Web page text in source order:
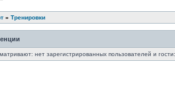
» Тренировки
нет зарегистрированных пользователей и